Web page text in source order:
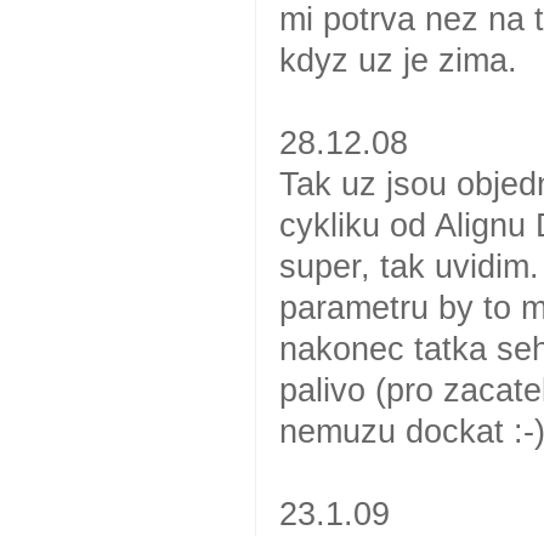
mi potrva nez na
kdyz uz je zima.
28.12.08
Tak uz jsou
cykliku od Alignu
super, tak
parametru by to
nakonec tatka
palivo (pro
nemuzu dockat :-)
23.1.09